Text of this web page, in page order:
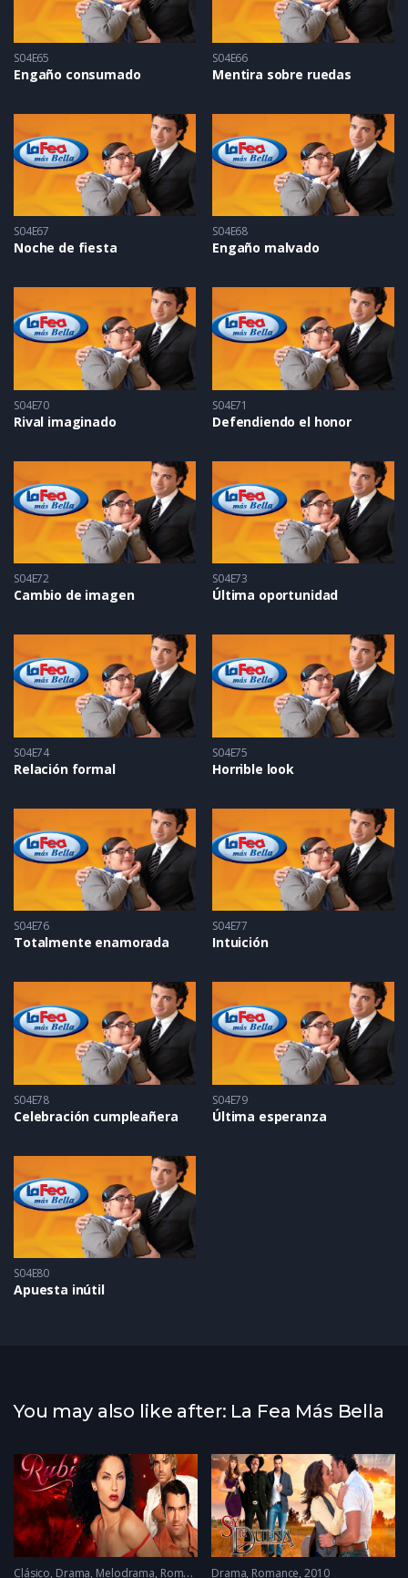
S04E65
Engaño consumado
S04E66
Mentira sobre ruedas
S04E67
Noche de fiesta
S04E68
Engaño malvado
S04E70
Rival imaginado
S04E71
Defendiendo el honor
S04E72
Cambio de imagen
S04E73
Última oportunidad
S04E74
Relación formal
S04E75
Horrible look
S04E76
Totalmente enamorada
S04E77
Intuición
S04E78
Celebración cumpleañera
S04E79
Última esperanza
S04E80
Apuesta inútil
You may also like after: La Fea Más Bella
Clásico, Drama, Melodrama, Romance 2005 - 2005
Drama, Romance 2010